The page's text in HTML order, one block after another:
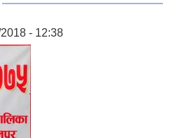
- 12:38